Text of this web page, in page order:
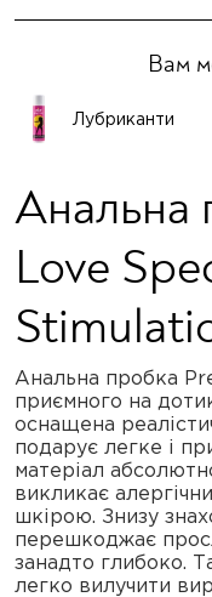
Вам
Лубриканти
Анальна
Love
Анальна пробка
приємного на
оснащена
подарує легке і
матеріал
викликає
шкірою. Знизу
перешкоджає
занадто глибоко.
легко вилучити